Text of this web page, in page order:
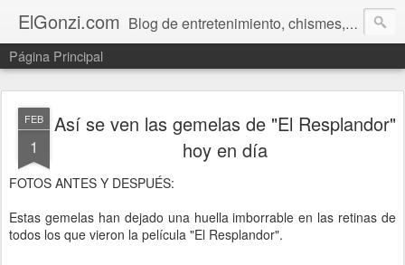
ElGonzi.com Blog de entretenimiento, chismes, humor, farándula, curiosidades, ovnis, noticias calientes, fotos, videos, paranormal y ¡más!
Página Principal
FEB
1
Así se ven las gemelas de "El Resplandor"
hoy en día
FOTOS ANTES Y DESPUÉS:
Estas gemelas han dejado una huella imborrable en las retinas de
todos los que vieron la película "El Resplandor".